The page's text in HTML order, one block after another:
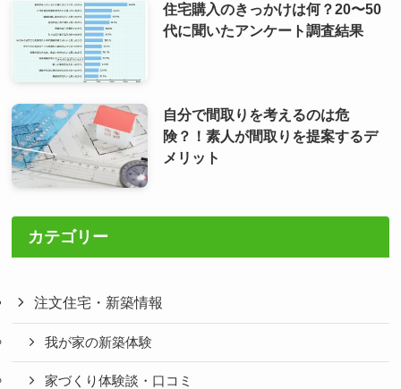
住宅購入のきっかけは何？20〜50
代に聞いたアンケート調査結果
自分で間取りを考えるのは危
険？！素人が間取りを提案するデ
メリット
カテゴリー
注文住宅・新築情報
我が家の新築体験
家づくり体験談・口コミ